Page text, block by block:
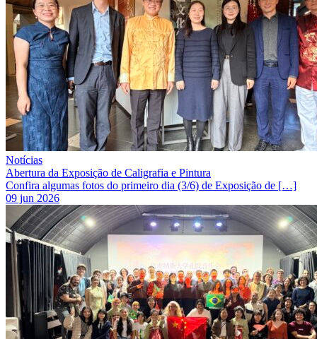
Notícias
Abertura da Exposição de Caligrafia e Pintura
Confira algumas fotos do primeiro dia (3/6) de Exposição de […]
09 jun 2026